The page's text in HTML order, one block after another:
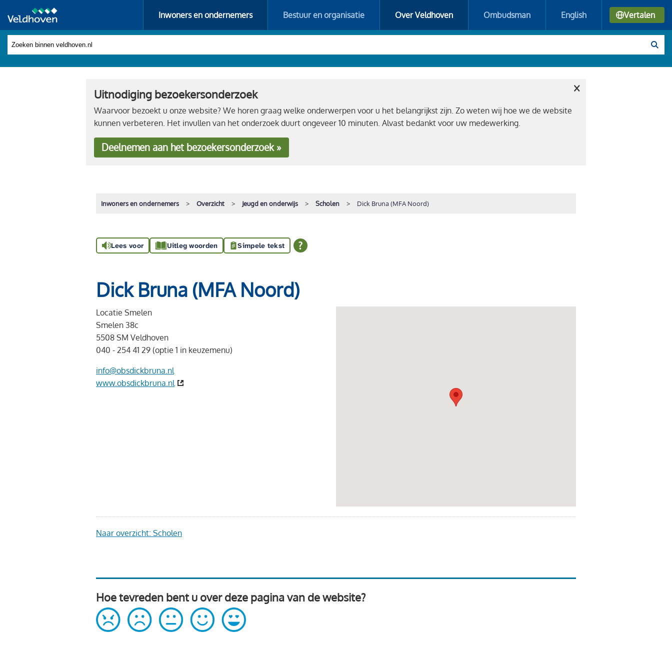
Inwoners en ondernemers Bestuur en organisatie Over Veldhoven Ombudsman English Vertalen
Uitnodiging bezoekersonderzoek
Waarvoor bezoekt u onze website? We horen graag welke onderwerpen voor u het belangrijkst zijn. Zo weten wij hoe we de website
kunnen verbeteren. Het invullen van het onderzoek duurt ongeveer 10 minuten. Alvast bedankt voor uw medewerking.
Deelnemen aan het bezoekersonderzoek »
×
Inwoners en ondernemers Overzicht Jeugd en onderwijs Scholen Dick Bruna (MFA Noord)
Lees voor Uitleg woorden Simpele tekst
Dick Bruna (MFA Noord)
Locatie Smelen
Smelen 38c
5508 SM Veldhoven
040 - 254 41 29 (optie 1 in keuzemenu)
info@obsdickbruna.nl
www.obsdickbruna.nl
Naar overzicht: Scholen
Hoe tevreden bent u over deze pagina van de website?